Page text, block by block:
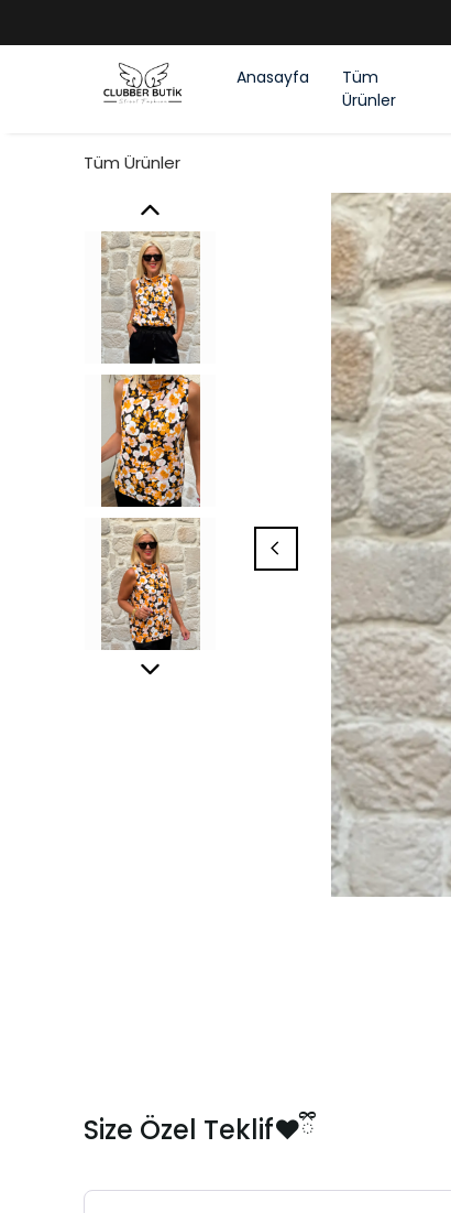
Anasayfa
Tüm
Ürünler
Tüm Ürünler
Size Özel Teklif❤️ྀི